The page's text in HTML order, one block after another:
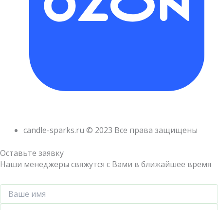
candle-sparks.ru © 2023 Все права защищены
Оставьте заявку
Наши менеджеры свяжутся с Вами в ближайшее время